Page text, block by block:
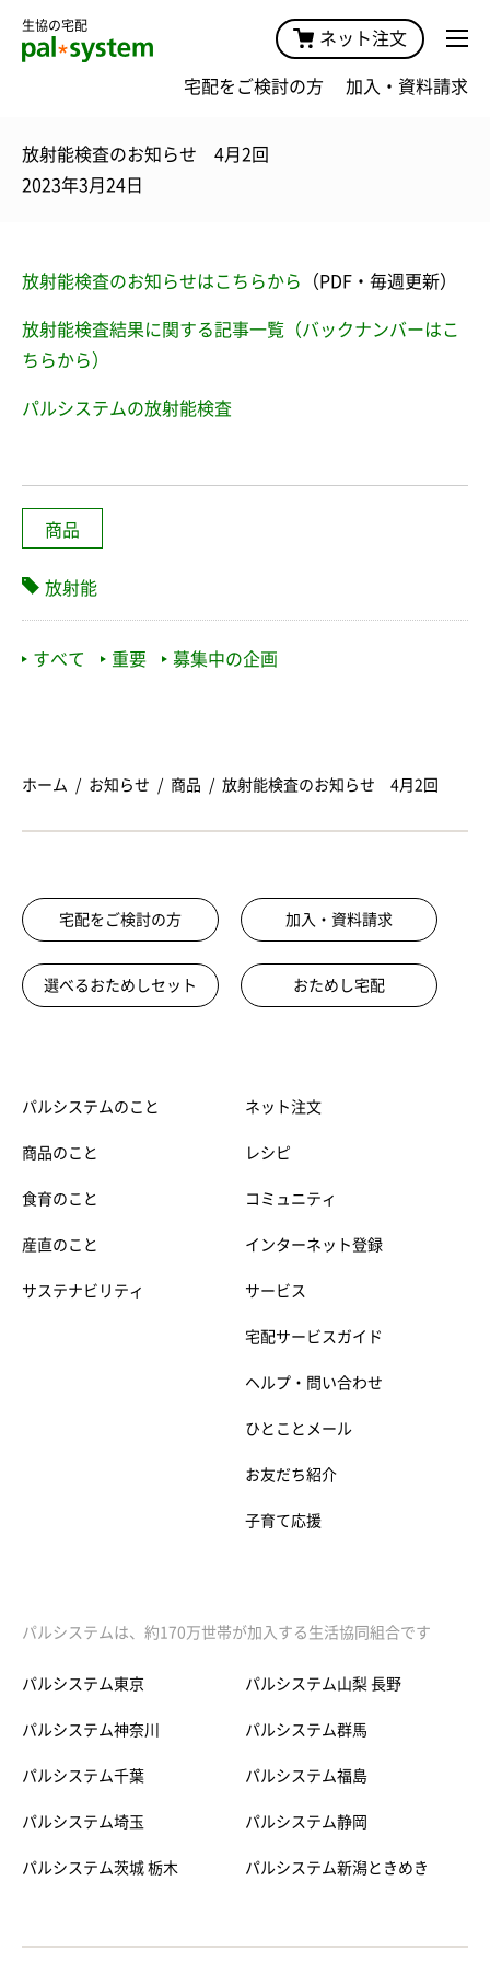
生協の宅配
ネット注文
宅配をご検討の方 加入・資料請求
放射能検査のお知らせ 4月2回
2023年3月24日
放射能検査のお知らせはこちらから （PDF・毎週更新）
放射能検査結果に関する記事一覧（バックナンバーはこ
ちらから）
パルシステムの放射能検査
商品
放射能
すべて 重要 募集中の企画
ホーム お知らせ 商品 放射能検査のお知らせ 4月2回
宅配をご検討の方 加入・資料請求
選べるおためしセット おためし宅配
パルシステムのこと
商品のこと
食育のこと
産直のこと
サステナビリティ
ネット注文
レシピ
コミュニティ
インターネット登録
サービス
宅配サービスガイド
ヘルプ・問い合わせ
ひとことメール
お友だち紹介
子育て応援
パルシステムは、約170万世帯が加入する生活協同組合です
パルシステム東京
パルシステム神奈川
パルシステム千葉
パルシステム埼玉
パルシステム茨城 栃木
パルシステム山梨 長野
パルシステム群馬
パルシステム福島
パルシステム静岡
パルシステム新潟ときめき